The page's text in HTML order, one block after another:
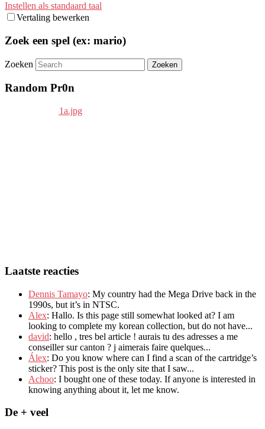
Instellen als standaard taal
Vertaling bewerken
Zoek een spel (ex: mario)
Zoeken
Random Pr0n
Laatste reacties
Dennis Tamayo: My country had the Mega Drive back in the
1990s, but it’s in NTSC.
Alex: Hallo. Is this page still somewhat looked at? I am
looking to complete my korean collection, but do not have...
david: hello , tres bel article ! aurais tu des adresses a me
conseiller sur canton ? j aimerais faire quelques...
Álex: Do you know where can I find a scan of the cartridge’s
sticker? This post is the only site that I saw...
Achoo: I bought one of these today. If anyone is interested in
knowing anything about it, let me know.
De + veel